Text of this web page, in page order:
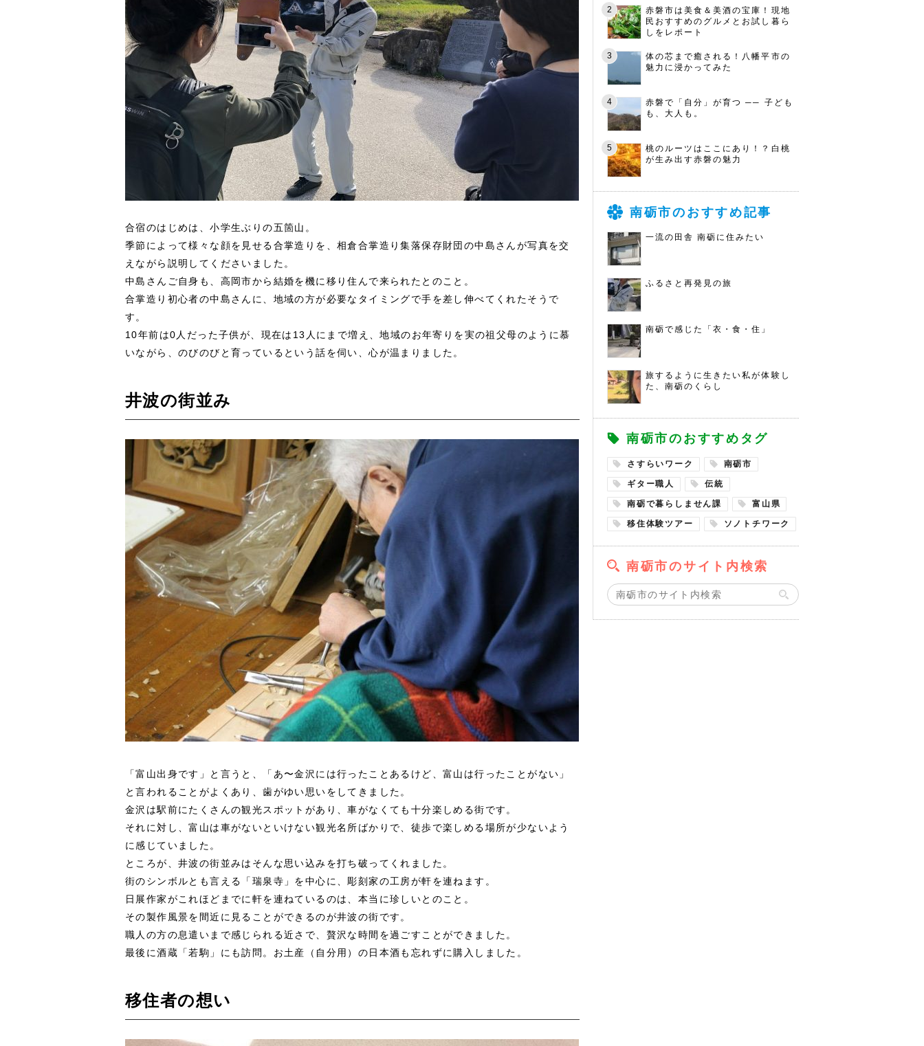
合宿のはじめは、小学生ぶりの五箇山。
季節によって様々な顔を見せる合掌造りを、相倉合掌造り集落保存財団の中島さんが写真を交
えながら説明してくださいました。
中島さんご自身も、高岡市から結婚を機に移り住んで来られたとのこと。
合掌造り初心者の中島さんに、地域の方が必要なタイミングで手を差し伸べてくれたそうで
す。
10年前は0人だった子供が、現在は13人にまで増え、地域のお年寄りを実の祖父母のように慕
いながら、のびのびと育っているという話を伺い、心が温まりました。
井波の街並み
「富山出身です」と言うと、「あ〜金沢には行ったことあるけど、富山は行ったことがない」
と言われることがよくあり、歯がゆい思いをしてきました。
金沢は駅前にたくさんの観光スポットがあり、車がなくても十分楽しめる街です。
それに対し、富山は車がないといけない観光名所ばかりで、徒歩で楽しめる場所が少ないよう
に感じていました。
ところが、井波の街並みはそんな思い込みを打ち破ってくれました。
街のシンボルとも言える「瑞泉寺」を中心に、彫刻家の工房が軒を連ねます。
日展作家がこれほどまでに軒を連ねているのは、本当に珍しいとのこと。
その製作風景を間近に見ることができるのが井波の街です。
職人の方の息遣いまで感じられる近さで、贅沢な時間を過ごすことができました。
最後に酒蔵「若駒」にも訪問。お土産（自分用）の日本酒も忘れずに購入しました。
移住者の想い
赤磐市は美食＆美酒の宝庫！現地
民おすすめのグルメとお試し暮ら
しをレポート
体の芯まで癒される！八幡平市の
魅力に浸かってみた
赤磐で「自分」が育つ ── 子ども
も、大人も。
桃のルーツはここにあり！？白桃
が生み出す赤磐の魅力
南砺市のおすすめ記事
一流の田舎 南砺に住みたい
ふるさと再発見の旅
南砺で感じた「衣・食・住」
旅するように生きたい私が体験し
た、南砺のくらし
南砺市のおすすめタグ
さすらいワーク 南砺市
ギター職人 伝統
南砺で暮らしません課 富山県
移住体験ツアー ソノトチワーク
南砺市のサイト内検索